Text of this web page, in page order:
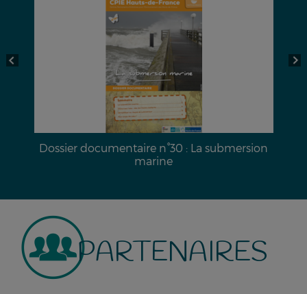
Dossier documentaire n°30 : La submersion
marine
PARTENAIRES